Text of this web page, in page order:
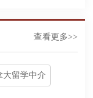
查看更多>>
大留学中介